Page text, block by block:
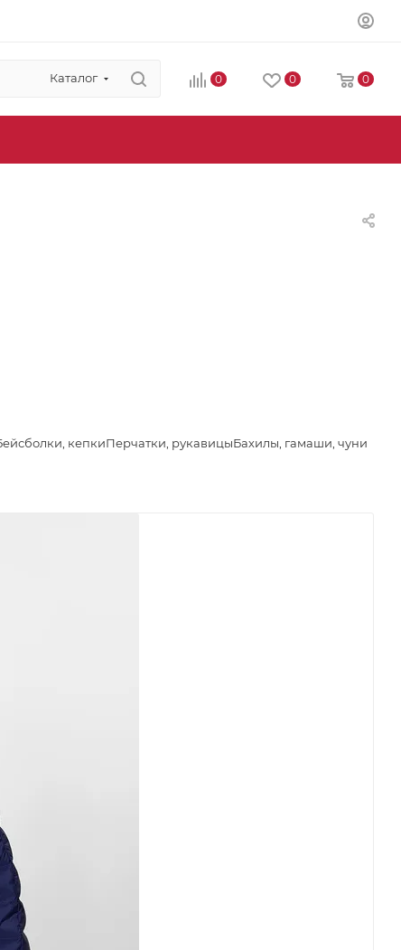
Каталог 0 0 0
кепкиПерчатки, рукавицыБахилы, гамаши, чуни